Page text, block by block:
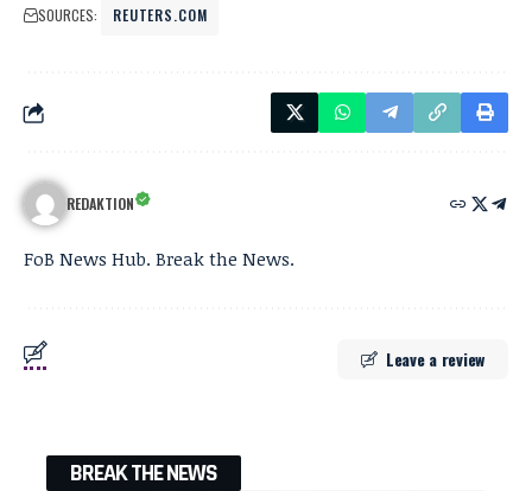
SOURCES:
REUTERS.COM
REDAKTION
FoB News Hub. Break the News.
Leave a review
BREAK THE NEWS